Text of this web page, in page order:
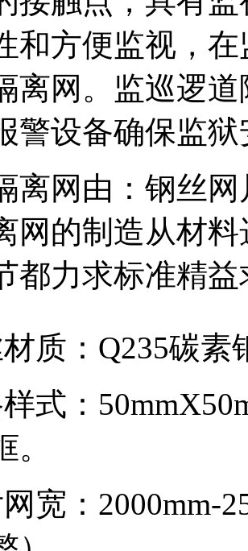
和方便监视，
离网。监巡逻
警设备确保监
离网由：钢丝
网的制造从材
都力求标准精益
质：Q235碳素
式：
宽：2000mm-